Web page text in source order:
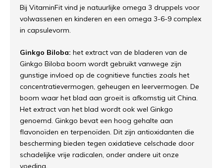
Bij VitaminFit vind je natuurlijke omega 3 druppels voor
volwassenen en kinderen en een omega 3-6-9 complex
in capsulevorm.
Ginkgo Biloba: het extract van de bladeren van de
Ginkgo Biloba boom wordt gebruikt vanwege zijn
gunstige invloed op de cognitieve functies zoals het
concentratievermogen, geheugen en leervermogen. De
boom waar het blad aan groeit is afkomstig uit China.
Het extract van het blad wordt ook wel Ginkgo
genoemd. Ginkgo bevat een hoog gehalte aan
flavonoïden en terpenoïden. Dit zijn antioxidanten die
bescherming bieden tegen oxidatieve celschade door
schadelijke vrije radicalen, onder andere uit onze
voeding.